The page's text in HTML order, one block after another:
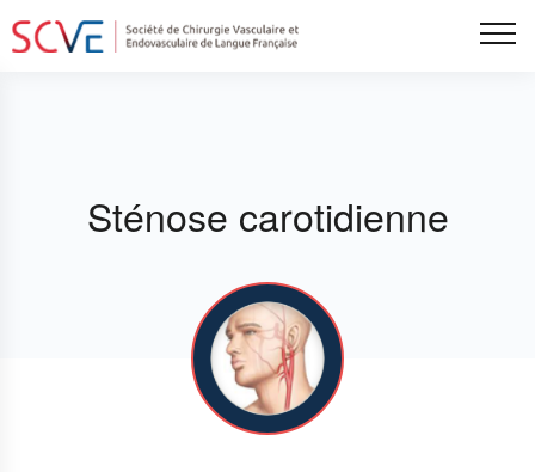
Aller
au
Sténose carotidienne